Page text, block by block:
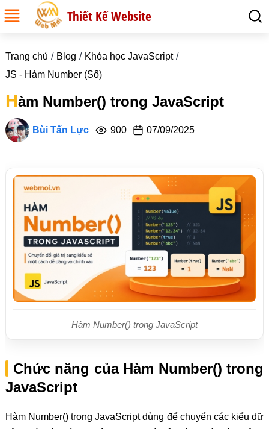
Thiết Kế Website
Trang chủ Blog
Khóa học JavaScript
JS - Hàm Number (Số)
Hàm Number() trong JavaScript
Bùi Tấn Lực 900 07/09/2025
Hàm Number() trong JavaScript
Chức năng của Hàm Number() trong
JavaScript
Hàm Number() trong JavaScript dùng để chuyển các kiểu dữ